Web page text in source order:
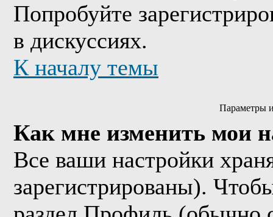
Попробуйте
в дискуссиях.
К началу темы
Параметры
Как мне изменить мои
Все ваши настройки
зарегистрированы).